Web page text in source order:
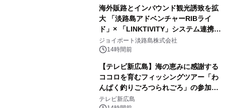
海外販路とインバウンド観光誘致を拡
大 「淡路島アドベンチャーRIBライ
ド」× 「LINKTIVITY」システム連携を
開始！
ジョイポート淡路島株式会社
14時間前
【テレビ新広島】海の恵みに感謝する
ココロを育むフィッシングツアー「わ
んぱく釣りごろつられごろ」の参加小
学生を募集
テレビ新広島